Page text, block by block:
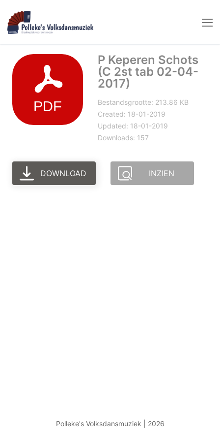
inhoud
P Keperen Schots
(C 2st tab 02-04-
2017)
Bestandsgrootte: 213.86 KB
Created: 18-01-2019
Updated: 18-01-2019
Downloads: 157
DOWNLOAD INZIEN
Polleke's Volksdansmuziek | 2026